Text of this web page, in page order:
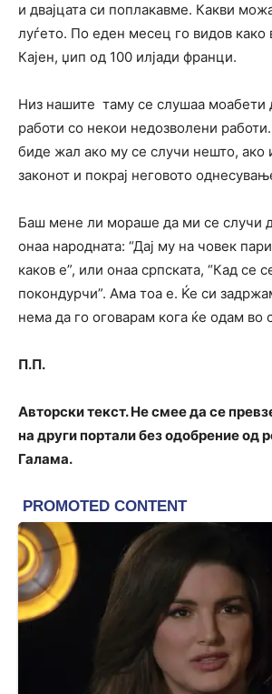
и двајцата си поплакавме. Какви
луѓето. По еден месец го видов
Кајен, џип од 100 илјади франци.
Низ нашите таму се слушаа моабети
работи со некои недозволени
биде жал ако му се случи нешто, ако
законот и покрај неговото
Баш мене ли мораше да ми се случи
онаа народната: “Дај му на човек
каков е”, или онаа српската, “Кад се
покондурчи”. Ама тоа е. Ќе си
нема да го оговарам кога ќе одам во
П.П.
Авторски текст. Не смее да се
на други портали без одобрение од
Галама.